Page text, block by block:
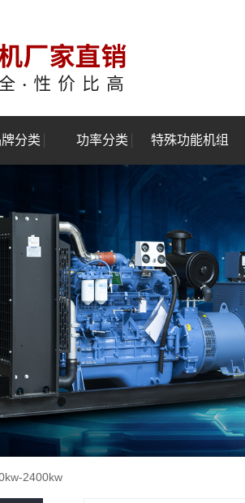
分类
发电机组
发电机组
份发电机组
能发电机组
重发电机组
曼系列
动发电机组
发电机组
欧发电机组
功率分类
120kw-500kw
550kw-1000kw
1100kw-2400kw
特殊功能机组
静音型发电机组
全自动化发电机组
汽油发电机
2400kw